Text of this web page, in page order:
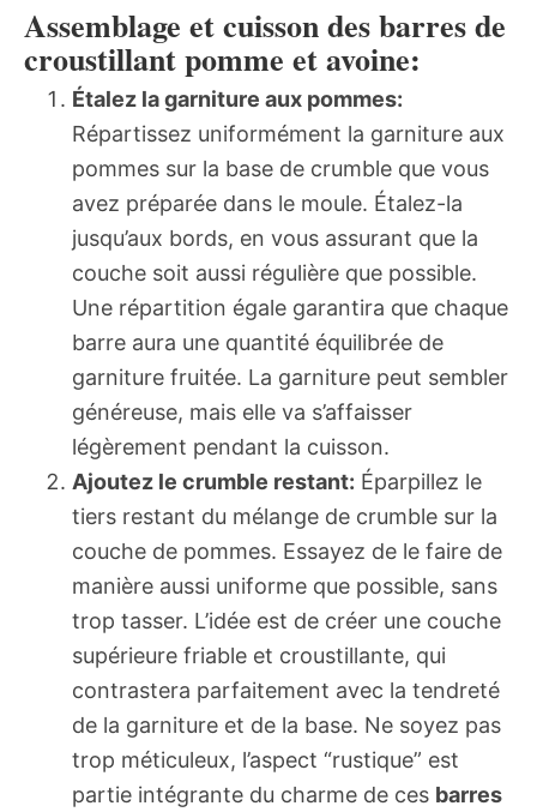
Assemblage et cuisson des barres de
croustillant pomme et avoine:
Étalez la garniture aux pommes:
Répartissez uniformément la garniture aux
pommes sur la base de crumble que vous
avez préparée dans le moule. Étalez-la
jusqu’aux bords, en vous assurant que la
couche soit aussi régulière que possible.
Une répartition égale garantira que chaque
barre aura une quantité équilibrée de
garniture fruitée. La garniture peut sembler
généreuse, mais elle va s’affaisser
légèrement pendant la cuisson.
Ajoutez le crumble restant: Éparpillez le
tiers restant du mélange de crumble sur la
couche de pommes. Essayez de le faire de
manière aussi uniforme que possible, sans
trop tasser. L’idée est de créer une couche
supérieure friable et croustillante, qui
contrastera parfaitement avec la tendreté
de la garniture et de la base. Ne soyez pas
trop méticuleux, l’aspect “rustique” est
partie intégrante du charme de ces barres